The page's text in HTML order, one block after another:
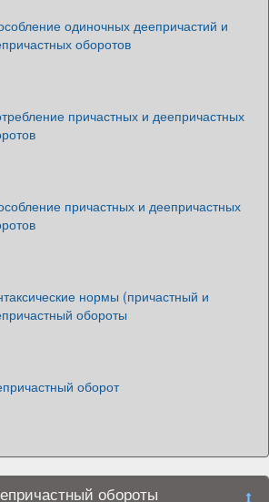
одиночных деепричастий и
оборотов
причастных и деепричастных
причастных и деепричастных
нормы (причастный и
обороты
оборот
обороты